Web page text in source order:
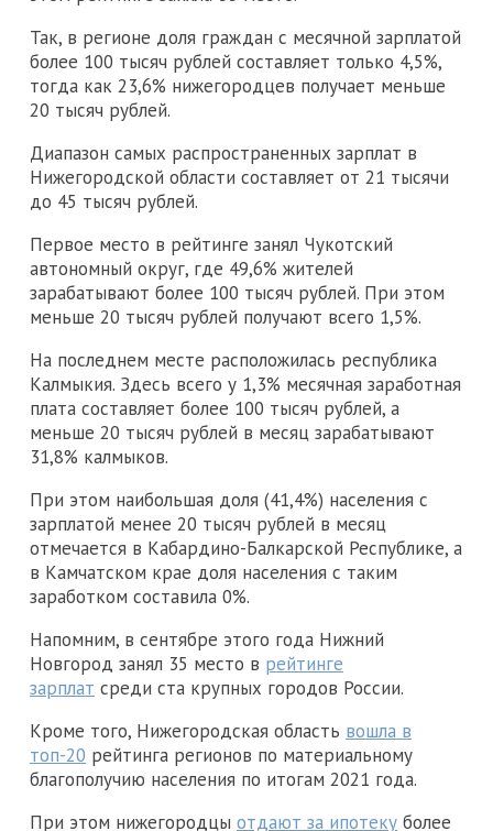
Так, в регионе доля граждан с месячной зарплатой
более 100 тысяч рублей составляет только 4,5%,
тогда как 23,6% нижегородцев получает меньше
20 тысяч рублей.
Диапазон самых распространенных зарплат в
Нижегородской области составляет от 21 тысячи
до 45 тысяч рублей.
Первое место в рейтинге занял Чукотский
автономный округ, где 49,6% жителей
зарабатывают более 100 тысяч рублей. При этом
меньше 20 тысяч рублей получают всего 1,5%.
На последнем месте расположилась республика
Калмыкия. Здесь всего у 1,3% месячная заработная
плата составляет более 100 тысяч рублей, а
меньше 20 тысяч рублей в месяц зарабатывают
31,8% калмыков.
При этом наибольшая доля (41,4%) населения с
зарплатой менее 20 тысяч рублей в месяц
отмечается в Кабардино-Балкарской Республике, а
в Камчатском крае доля населения с таким
заработком составила 0%.
Напомним, в сентябре этого года Нижний
Новгород занял 35 место в рейтинге
зарплат среди ста крупных городов России.
Кроме того, Нижегородская область вошла в
топ-20 рейтинга регионов по материальному
благополучию населения по итогам 2021 года.
При этом нижегородцы отдают за ипотеку более